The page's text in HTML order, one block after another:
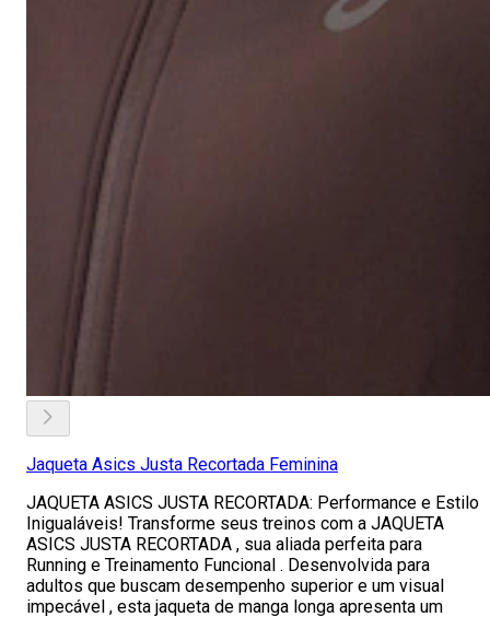
Jaqueta Asics Justa Recortada Feminina
JAQUETA ASICS JUSTA RECORTADA: Performance e Estilo
Inigualáveis! Transforme seus treinos com a JAQUETA
ASICS JUSTA RECORTADA , sua aliada perfeita para
Running e Treinamento Funcional . Desenvolvida para
adultos que buscam desempenho superior e um visual
impecável , esta jaqueta de manga longa apresenta um